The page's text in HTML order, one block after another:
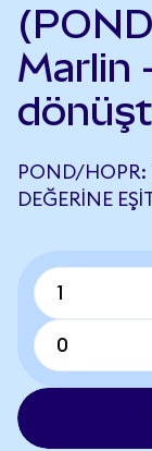
Marlin
POND/HOPR:
DEĞERINE